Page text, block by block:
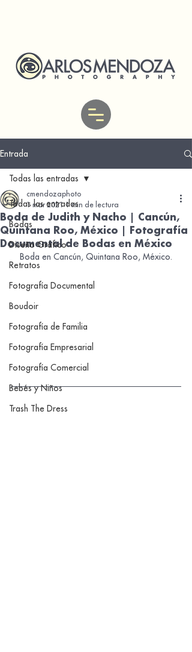
Entrada
Todas las entradas
Bodas
Diseño Gráfico
Retratos
Fotografía Documental
Boudoir
Fotografía de Familia
Fotografía Empresarial
Fotografía Comercial
Bebés y Niños
Trash The Dress
Todas las entradas
Boda de Judith y Nacho | Cancún,
Quintana Roo, México | Fotografía
Documental de Bodas en México
cmendozaphoto
1 mar 2021 1 min de lectura
Boda en Cancún, Quintana Roo, México.